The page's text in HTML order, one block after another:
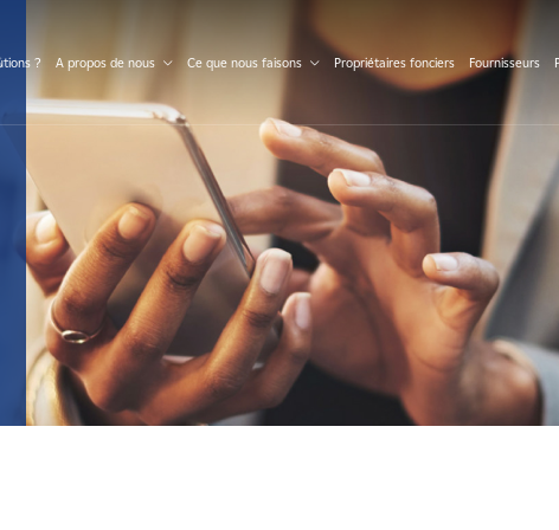
? A propos de nous Ce que nous faisons Propriétaires fonciers Fournisseurs